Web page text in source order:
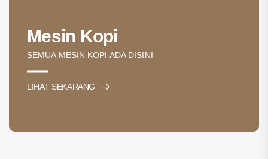
Mesin Kopi
SEMUA MESIN KOPI ADA DISINI
LIHAT SEKARANG